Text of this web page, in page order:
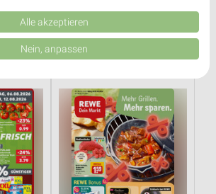
3,4 km 3,4 km
Wohnen Spezial
aus verschiedenen Quellen. Entwicklung und
Verwendung reduzierter Daten zur Auswahl
der Europäischen Union weitergegeben und in die
(1 IAB-Anbieter)
folgende Zwecke:
Zugriff auf Informationen
Alle akzeptieren
Nein, anpassen